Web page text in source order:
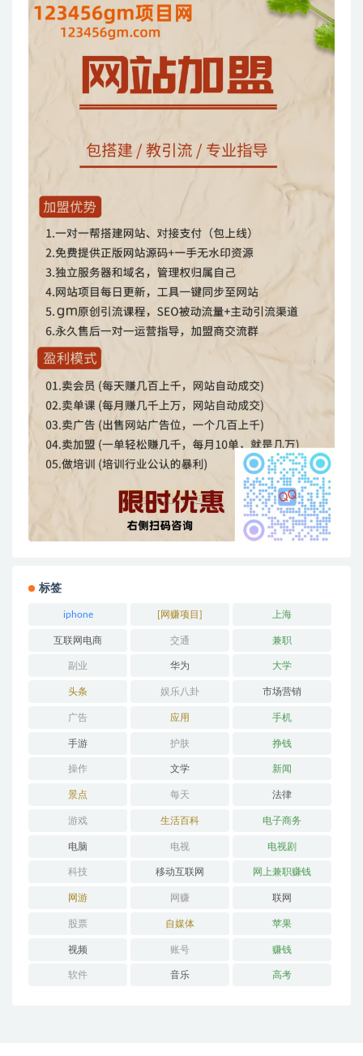
标签
iphone [网赚项目] 上海
互联网电商 交通 兼职
副业 华为 大学
头条 娱乐八卦 市场营销
广告 应用 手机
手游 护肤 挣钱
操作 文学 新闻
景点 每天 法律
游戏 生活百科 电子商务
电脑 电视 电视剧
科技 移动互联网 网上兼职赚钱
网游 网赚 联网
股票 自媒体 苹果
视频 账号 赚钱
软件 音乐 高考